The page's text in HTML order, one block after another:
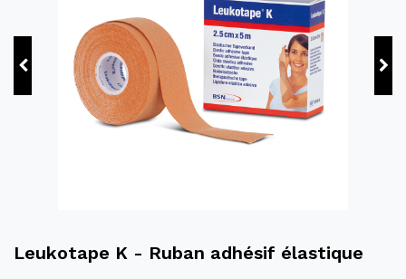
Leukotape K - Ruban adhésif élastique